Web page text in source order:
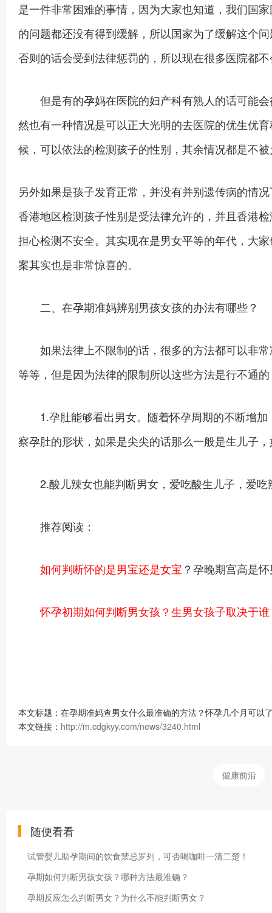
是一件非常困难的事情，因为大家也知道，我们国
的问题都还没有得到缓解，所以国家为了缓解这个
否则的话会受到法律惩罚的，所以现在很多医院都
但是有的孕妈在医院的妇产科有熟人的话可能会
然也有一种情况是可以正大光明的去医院的优生优
候，可以依法的检测孩子的性别，其余情况都是不
另外如果是孩子发育正常，并没有并别遗传病的情
香港地区检测孩子性别是受法律允许的，并且香港
担心检测不安全。其实现在是男女平等的年代，大
案其实也是非常惊喜的。
二、在孕期准妈辨别男孩女孩的办法有哪些？
如果法律上不限制的话，很多的方法都可以非常
等等，但是因为法律的限制所以这些方法是行不通
1.孕肚能够看出男女。随着怀孕周期的不断增加
察孕肚的形状，如果是尖尖的话那么一般是生儿子
2.酸儿辣女也能判断男女，爱吃酸生儿子，爱吃
推荐阅读：
如何判断怀的是男宝还是女宝 ？孕晚期宫高是
怀孕初期如何判断男女孩？生男女孩子取决于
本文标题：在孕期准妈查男女什么最准确的方法？怀孕几个月可以
本文链接： http://m.cdgkyy.com/news/3240.html
健康前沿
随便看看
试管婴儿助孕期间的饮食禁忌罗列，可否喝咖啡一清二楚！
孕期如何判断男孩女孩？哪种方法最准确？
孕期反应怎么判断男女？为什么不能判断男女？